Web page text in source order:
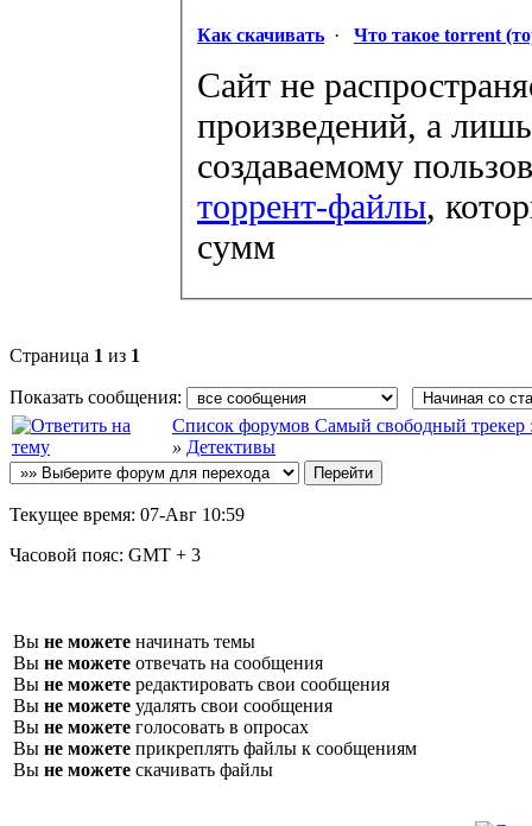
Как скачивать · Что такое torrent
Сайт не
произведений, а
создаваемому
торрент-файлы,
сумм
Страница 1 из 1
Показать сообщения:
Список форумов Самый свободный трекер
» Детективы
Текущее время: 07-Авг 10:59
Часовой пояс: GMT + 3
Вы не можете начинать темы
Вы не можете отвечать на сообщения
Вы не можете редактировать свои сообщения
Вы не можете удалять свои сообщения
Вы не можете голосовать в опросах
Вы не можете прикреплять файлы к сообщениям
Вы не можете скачивать файлы